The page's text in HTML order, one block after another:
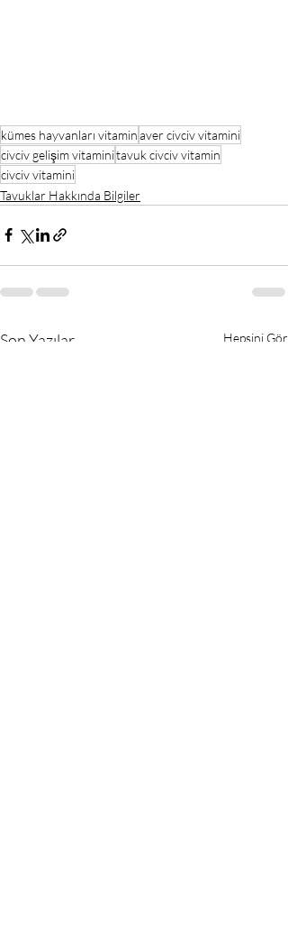
kümes hayvanları vitaminaver civciv vitamini
civciv gelişim vitaminitavuk civciv vitamin
civciv vitamini
Tavuklar Hakkında Bilgiler
Son Yazılar Hepsini Gör